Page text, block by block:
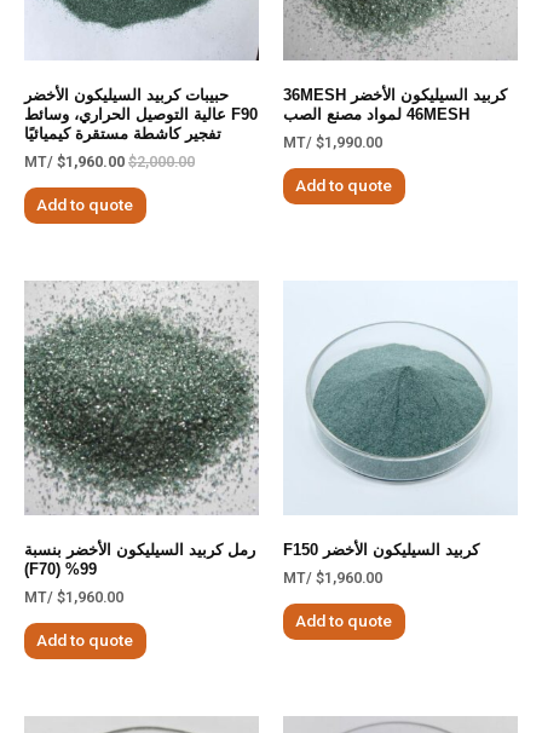
كربيد السيليكون الأخضر 36MESH
46MESH لمواد مصنع الصب
$1,990.00
/MT
Add to quote
حبيبات كربيد السيليكون الأخضر
F90 عالية التوصيل الحراري، وسائط
تفجير كاشطة مستقرة كيميائيًا
$2,000.00
$1,960.00
/MT
Add to quote
كربيد السيليكون الأخضر F150
$1,960.00
/MT
Add to quote
رمل كربيد السيليكون الأخضر بنسبة
99% (F70)
$1,960.00
/MT
Add to quote